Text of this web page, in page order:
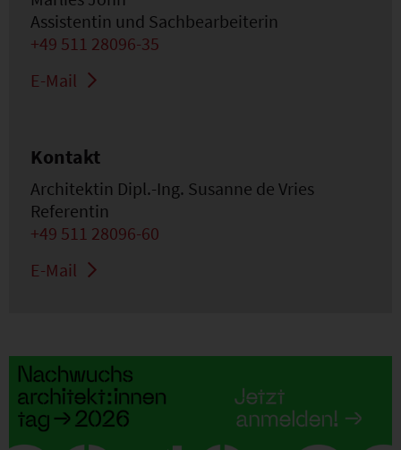
Assistentin und Sachbearbeiterin
+49 511 28096-35
E-Mail
Kontakt
Architektin Dipl.-Ing. Susanne de Vries
Referentin
+49 511 28096-60
E-Mail